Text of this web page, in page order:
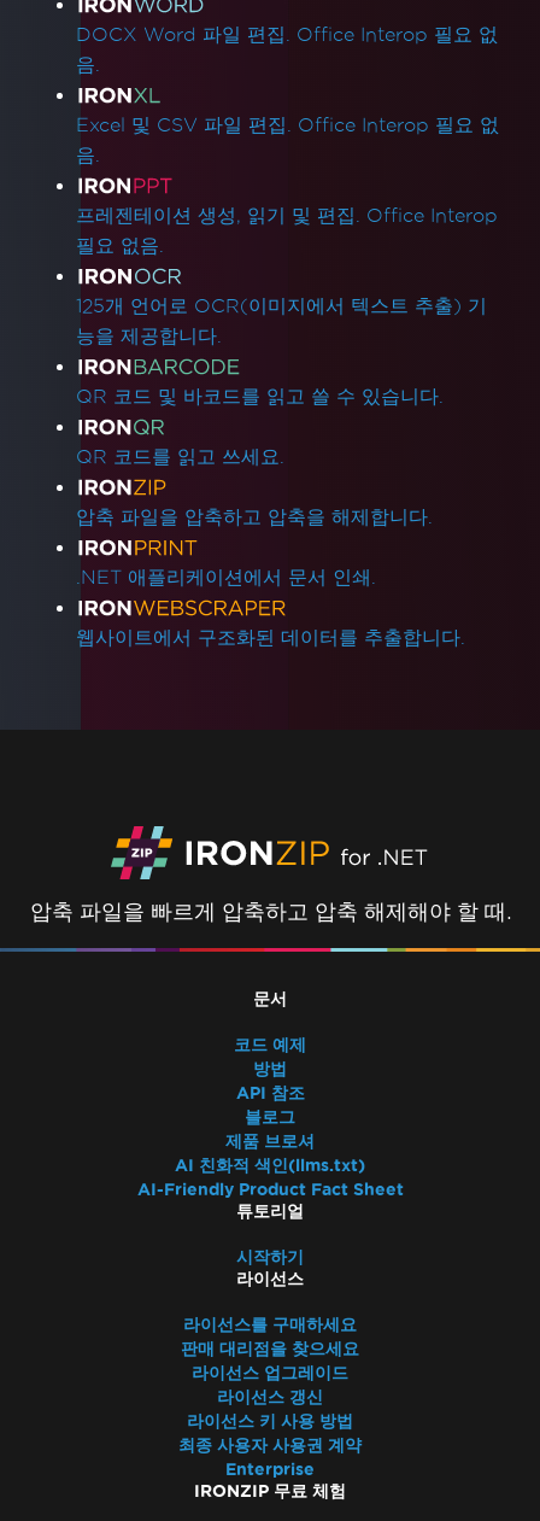
DOCX Word 파일 편집. Office Interop 필요 없
음.
Excel 및 CSV 파일 편집. Office Interop 필요 없
음.
프레젠테이션 생성, 읽기 및 편집. Office Interop
필요 없음.
125개 언어로 OCR(이미지에서 텍스트 추출) 기
능을 제공합니다.
QR 코드 및 바코드를 읽고 쓸 수 있습니다.
QR 코드를 읽고 쓰세요.
압축 파일을 압축하고 압축을 해제합니다.
.NET 애플리케이션에서 문서 인쇄.
웹사이트에서 구조화된 데이터를 추출합니다.
압축 파일을 빠르게 압축하고 압축 해제해야 할 때.
문서
코드 예제
방법
API 참조
블로그
제품 브로셔
AI 친화적 색인(llms.txt)
AI-Friendly Product Fact Sheet
튜토리얼
시작하기
라이선스
라이선스를 구매하세요
판매 대리점을 찾으세요
라이선스 업그레이드
라이선스 갱신
라이선스 키 사용 방법
최종 사용자 사용권 계약
Enterprise
IRONZIP 무료 체험